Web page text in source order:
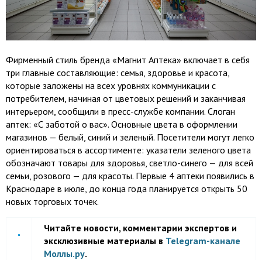
Фирменный стиль бренда «Магнит Аптека» включает в себя
три главные составляющие: семья, здоровье и красота,
которые заложены на всех уровнях коммуникации с
потребителем, начиная от цветовых решений и заканчивая
интерьером, сообщили в пресс-службе компании. Слоган
аптек: «С заботой о вас». Основные цвета в оформлении
магазинов — белый, синий и зеленый. Посетители могут легко
ориентироваться в ассортименте: указатели зеленого цвета
обозначают товары для здоровья, светло-синего — для всей
семьи, розового — для красоты. Первые 4 аптеки появились в
Краснодаре в июле, до конца года планируется открыть 50
новых торговых точек.
Читайте новости, комментарии экспертов и
эксклюзивные материалы в Telegram-канале
Моллы.ру.